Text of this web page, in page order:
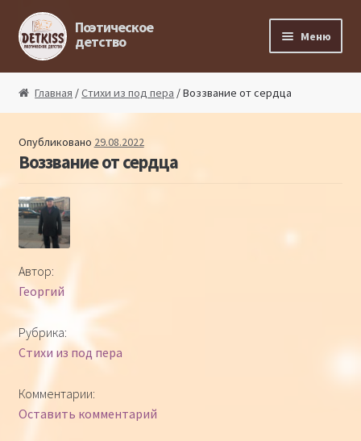
Перейти к навигации
Перейти к содержимому
Поэтическое
детство Меню
Поэтический ликбез
Поэтический блог
Детская философия
Интернет-конкурс чтецов «Созвучие 2018»
Главная /Стихи из под пера / Воззвание от сердца
Опубликовано 29.08.2022
Воззвание от сердца
Автор:
Георгий
Рубрика:
Стихи из под пера
Комментарии:
Оставить комментарий